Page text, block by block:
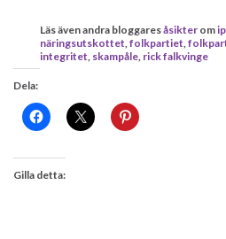
Läs även andra bloggaresåsikter om
näringsutskottet folkpartiet
integritet skampåle rick falkvinge
Dela:
Gilla detta: